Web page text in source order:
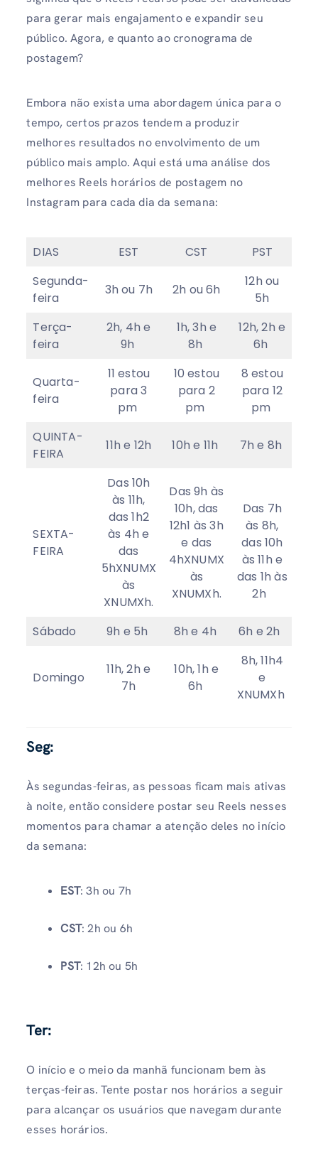
para gerar mais engajamento e expandir seu
público. Agora, e quanto ao cronograma de
postagem?
Embora não exista uma abordagem única para o
tempo, certos prazos tendem a produzir
melhores resultados no envolvimento de um
público mais amplo. Aqui está uma análise dos
melhores Reels horários de postagem no
Instagram para cada dia da semana:
DIAS EST CST
PST
Segunda-
feira
3h ou 7h 2h ou 6h
12h ou
5h
Terça-
feira
2h, 4h e
9h
1h, 3h e
8h
12h, 2h e
6h
Quarta-
feira
11 estou
para 3
pm
10 estou
para 2
pm
8 estou
para 12
pm
QUINTA-
FEIRA
11h e 12h 10h e 11h 7h e 8h
SEXTA-
FEIRA
Das 10h
às 11h,
das 1h2
às 4h e
das
5hXNUMX
às
XNUMXh.
Das 9h às
10h, das
12h1 às 3h
e das
4hXNUMX
às
XNUMXh.
Das 7h
às 8h,
das 10h
às 11h e
das 1h às
2h
Sábado 9h e 5h 8h e 4h 6h e 2h
Domingo
11h, 2h e
7h
10h, 1h e
6h
8h, 11h4
e
XNUMXh
Seg:
Às segundas-feiras, as pessoas ficam mais ativas
à noite, então considere postar seu Reels nesses
momentos para chamar a atenção deles no início
da semana:
EST: 3h ou 7h
CST: 2h ou 6h
PST: 12h ou 5h
Ter:
O início e o meio da manhã funcionam bem às
terças-feiras. Tente postar nos horários a seguir
para alcançar os usuários que navegam durante
esses horários.